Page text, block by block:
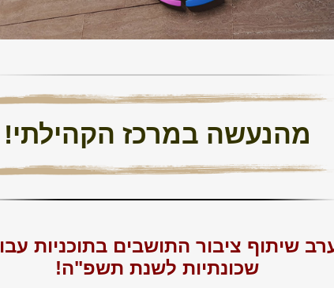
מהנעשה במרכז הקהילתי!
שיתוף ציבור התושבים בתוכניות
שכונתיות לשנת תשפ"ה!